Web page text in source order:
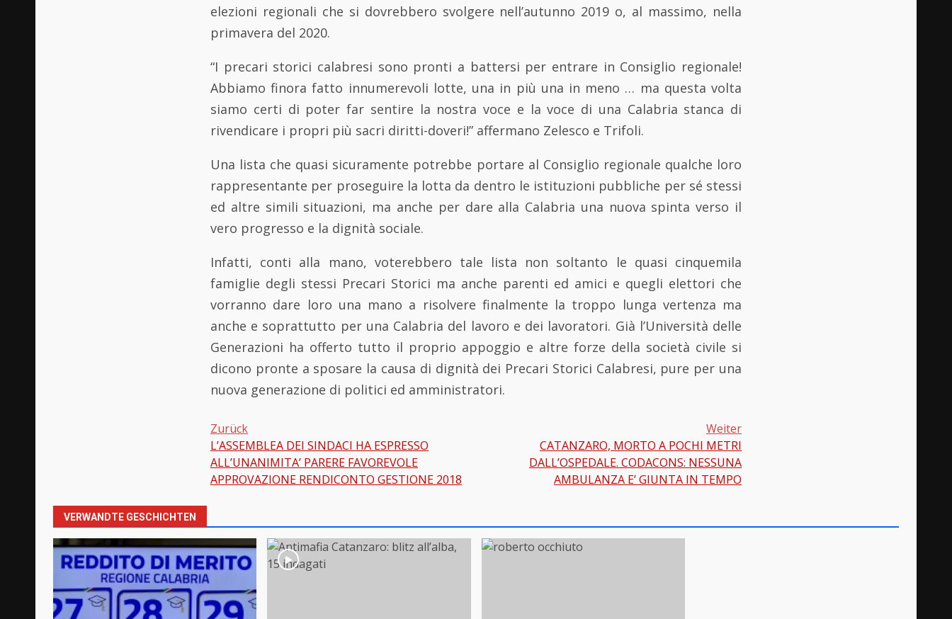
elezioni regionali che si dovrebbero svolgere nell’autunno 2019 o, al massimo, nella
primavera del 2020.
“I precari storici calabresi sono pronti a battersi per entrare in Consiglio regionale!
Abbiamo finora fatto innumerevoli lotte, una in più una in meno … ma questa volta
siamo certi di poter far sentire la nostra voce e la voce di una Calabria stanca di
rivendicare i propri più sacri diritti-doveri!” affermano Zelesco e Trifoli.
Una lista che quasi sicuramente potrebbe portare al Consiglio regionale qualche loro
rappresentante per proseguire la lotta da dentro le istituzioni pubbliche per sé stessi
ed altre simili situazioni, ma anche per dare alla Calabria una nuova spinta verso il
vero progresso e la dignità sociale.
Infatti, conti alla mano, voterebbero tale lista non soltanto le quasi cinquemila
famiglie degli stessi Precari Storici ma anche parenti ed amici e quegli elettori che
vorranno dare loro una mano a risolvere finalmente la troppo lunga vertenza ma
anche e soprattutto per una Calabria del lavoro e dei lavoratori. Già l’Università delle
Generazioni ha offerto tutto il proprio appoggio e altre forze della società civile si
dicono pronte a sposare la causa di dignità dei Precari Storici Calabresi, pure per una
nuova generazione di politici ed amministratori.
Beitragsnavigation
Zurück
L’ASSEMBLEA DEI SINDACI HA ESPRESSO
ALL’UNANIMITA’ PARERE FAVOREVOLE
APPROVAZIONE RENDICONTO GESTIONE 2018
Weiter
CATANZARO, MORTO A POCHI METRI
DALL’OSPEDALE. CODACONS: NESSUNA
AMBULANZA E’ GIUNTA IN TEMPO
VERWANDTE GESCHICHTEN